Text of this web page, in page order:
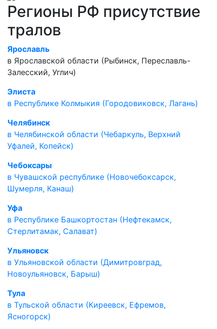
Регионы РФ присутствие
тралов
Ярославль
в Ярославской области (Рыбинск, Переславль-
Залесский, Углич)
Элиста
в Республике Колмыкия (Городовиковск, Лагань)
Челябинск
в Челябинской области (Чебаркуль, Верхний
Уфалей, Копейск)
Чебоксары
в Чувашской республике (Новочебоксарск,
Шумерля, Канаш)
Уфа
в Республике Башкортостан (Нефтекамск,
Стерлитамак, Салават)
Ульяновск
в Ульяновской области (Димитровград,
Новоульяновск, Барыш)
Тула
в Тульской области (Киреевск, Ефремов,
Ясногорск)